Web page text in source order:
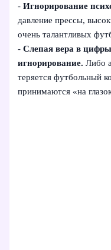
-Игнорирование
давление прессы,
очень талантливых
-Слепая вера в
игнорирование. Либо
теряется футбольный
принимаются «на